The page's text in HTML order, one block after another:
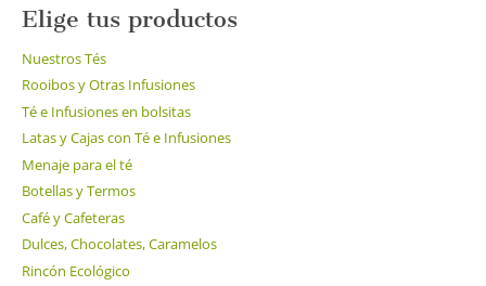
Elige tus productos
Nuestros Tés
Rooibos y Otras Infusiones
Té e Infusiones en bolsitas
Latas y Cajas con Té e Infusiones
Menaje para el té
Botellas y Termos
Café y Cafeteras
Dulces, Chocolates, Caramelos
Rincón Ecológico